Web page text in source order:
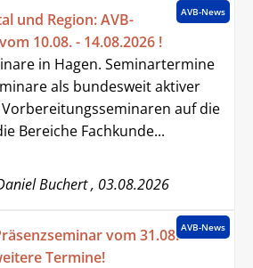
AVB-News
und Region: AVB-
10.08. - 14.08.2026 !
in Hagen. Seminartermine
als bundesweit aktiver
auf die
Bereiche Fachkunde...
Buchert , 03.08.2026
AVB-News
vom 31.08. -
Termine!